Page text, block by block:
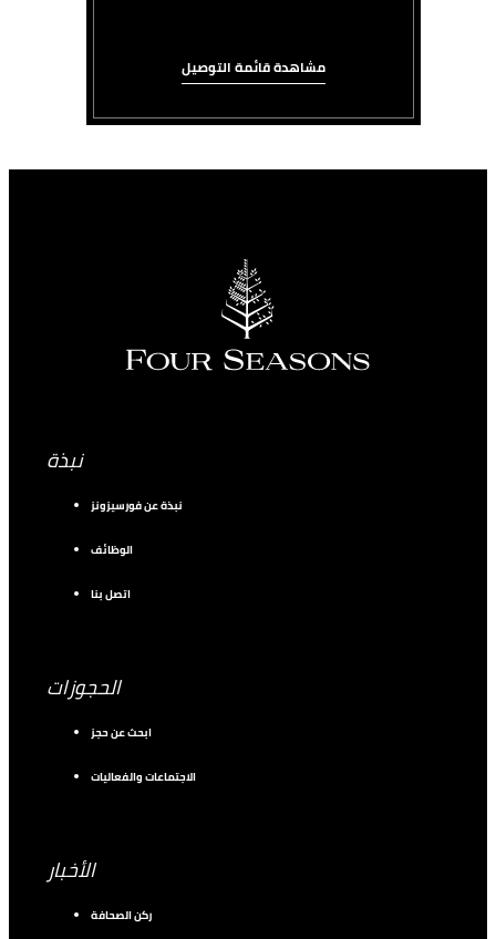
مشاهدة قائمة التوصيل
نبذة
نبذة عن فورسيزونز
الوظائف
اتصل بنا
الحجوزات
ابحث عن حجز
الاجتماعات والفعاليات
الأخبار
ركن الصحافة